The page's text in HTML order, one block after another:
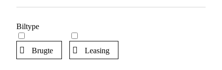
Biltype
Brugte Leasing